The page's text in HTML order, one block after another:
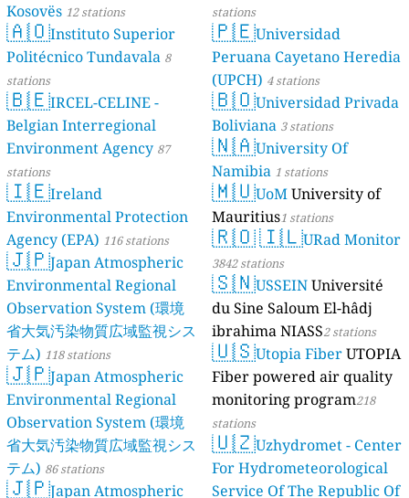
Kosovës 12 stations
🇦🇴Instituto Superior
Politécnico Tundavala 8
stations
🇧🇪IRCEL-CELINE -
Belgian Interregional
Environment Agency 87
stations
🇮🇪Ireland
Environmental Protection
Agency (EPA) 116 stations
🇯🇵Japan Atmospheric
Environmental Regional
Observation System (環境
省大気汚染物質広域監視シス
テム) 118 stations
🇯🇵Japan Atmospheric
Environmental Regional
Observation System (環境
省大気汚染物質広域監視シス
テム) 86 stations
🇯🇵Japan Atmospheric
stations
🇵🇪Universidad
Peruana Cayetano Heredia
(UPCH) 4 stations
🇧🇴Universidad Privada
Boliviana 3 stations
🇳🇦University Of
Namibia 1 stations
🇲🇺UoMUniversity of
Mauritius1 stations
🇷🇴🇮🇱URad Monitor
3842 stations
🇸🇳USSEINUniversité
du Sine Saloum El-hâdj
ibrahima NIASS2 stations
🇺🇸Utopia FiberUTOPIA
Fiber powered air quality
monitoring program218
stations
🇺🇿Uzhydromet - Center
For Hydrometeorological
Service Of The Republic Of